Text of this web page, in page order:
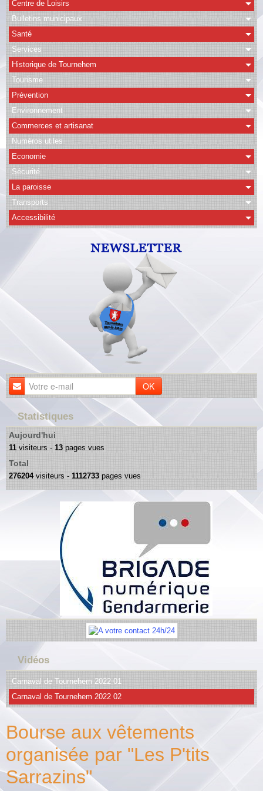
CAPSO
Agenda
Albums
Vidéos
Facebook
Contact
Centre de Loisirs
Bulletins municipaux
Santé
Services
Historique de Tournehem
Tourisme
Prévention
Environnement
Commerces et artisanat
Numéros utiles
Economie
Sécurité
La paroisse
Transports
Accessibilité
OK
Statistiques
Aujourd'hui
11 visiteurs - 13 pages vues
Total
276204visiteurs - 1112733 pages vues
Vidéos
Carnaval de Tournehem 2022 01
Carnaval de Tournehem 2022 02
Bourse aux vêtements
organisée par "Les P'tits
Sarrazins"